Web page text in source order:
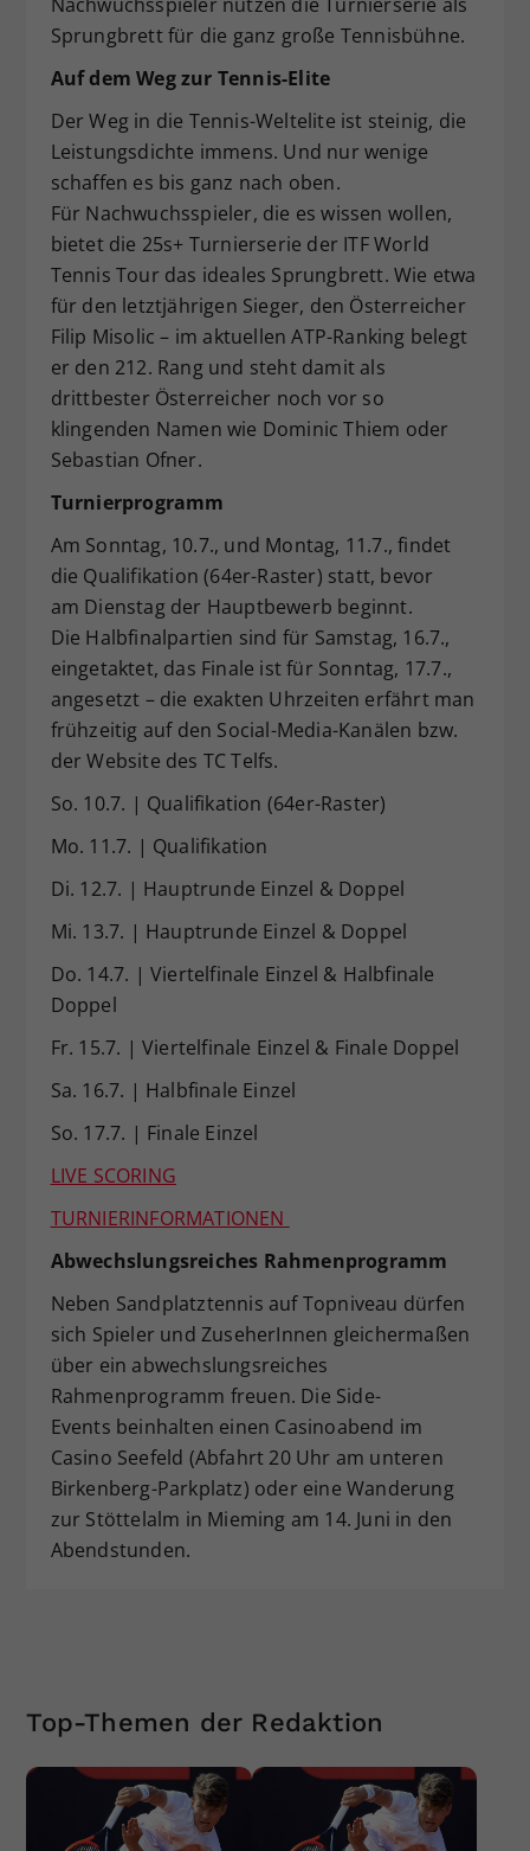
Sprungbrett für die ganz große Tennisbühne.
Auf dem Weg zur Tennis-Elite
Der Weg in die Tennis-Weltelite ist steinig, die
Leistungsdichte immens. Und nur wenige
schaffen es bis ganz nach oben.
Für Nachwuchsspieler, die es wissen wollen,
bietet die 25s+ Turnierserie der ITF World
Tennis Tour das ideales Sprungbrett. Wie etwa
für den letztjährigen Sieger, den Österreicher
Filip Misolic – im aktuellen ATP-Ranking belegt
er den 212. Rang und steht damit als
drittbester Österreicher noch vor so
klingenden Namen wie Dominic Thiem oder
Sebastian Ofner.
Turnierprogramm
Am Sonntag, 10.7., und Montag, 11.7., findet
die Qualifikation (64er-Raster) statt, bevor
am Dienstag der Hauptbewerb beginnt.
Die Halbfinalpartien sind für Samstag, 16.7.,
eingetaktet, das Finale ist für Sonntag, 17.7.,
angesetzt – die exakten Uhrzeiten erfährt man
frühzeitig auf den Social-Media-Kanälen bzw.
der Website des TC Telfs.
So. 10.7. | Qualifikation (64er-Raster)
Mo. 11.7. | Qualifikation
Di. 12.7. | Hauptrunde Einzel & Doppel
Mi. 13.7. | Hauptrunde Einzel & Doppel
Do. 14.7. | Viertelfinale Einzel & Halbfinale
Doppel
Fr. 15.7. | Viertelfinale Einzel & Finale Doppel
Sa. 16.7. | Halbfinale Einzel
So. 17.7. | Finale Einzel
LIVE SCORING
TURNIERINFORMATIONEN
Abwechslungsreiches Rahmenprogramm
Neben Sandplatztennis auf Topniveau dürfen
sich Spieler und ZuseherInnen gleichermaßen
über ein abwechslungsreiches
Rahmenprogramm freuen. Die Side-
Events beinhalten einen Casinoabend im
Casino Seefeld (Abfahrt 20 Uhr am unteren
Birkenberg-Parkplatz) oder eine Wanderung
zur Stöttelalm in Mieming am 14. Juni in den
Abendstunden.
Top-Themen der Redaktion
Dieser Wert speichert Ihre Consent-
Einstellungen. Unter anderem eine
zufällig generierte ID, für die
vorgenommen Einstellungen, falls der
Webseiten-Betreiber dies eingestellt
hat.